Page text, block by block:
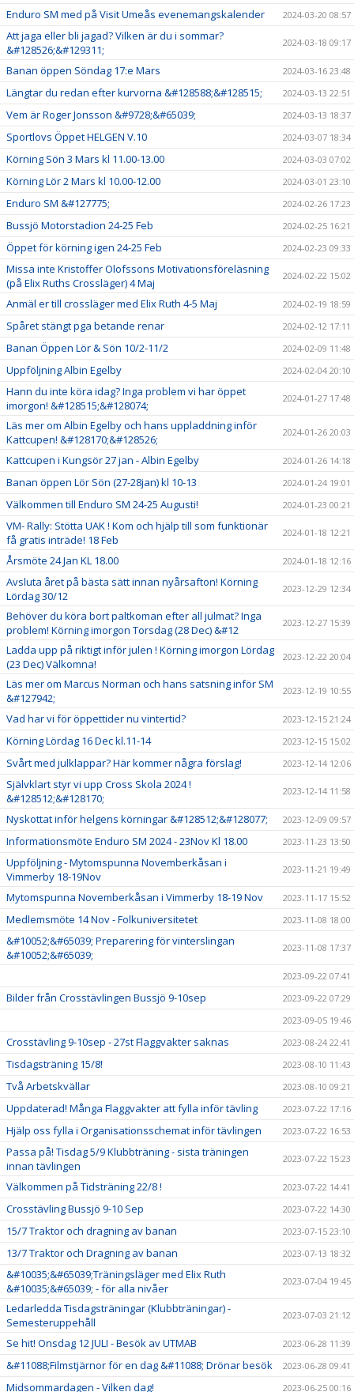
Enduro SM med på Visit Umeås evenemangskalender 2024-03-20 08:57
Att jaga eller bli jagad? Vilken är du i sommar?
&#128526;&#129311;
2024-03-18 09:17
Banan öppen Söndag 17:e Mars 2024-03-16 23:48
Längtar du redan efter kurvorna &#128588;&#128515; 2024-03-13 22:51
Vem är Roger Jonsson &#9728;&#65039; 2024-03-13 18:37
Sportlovs Öppet HELGEN V.10 2024-03-07 18:34
Körning Sön 3 Mars kl 11.00-13.00 2024-03-03 07:02
Körning Lör 2 Mars kl 10.00-12.00 2024-03-01 23:10
Enduro SM &#127775; 2024-02-26 17:23
Bussjö Motorstadion 24-25 Feb 2024-02-25 16:21
Öppet för körning igen 24-25 Feb 2024-02-23 09:33
Missa inte Kristoffer Olofssons Motivationsföreläsning
(på Elix Ruths Crossläger) 4 Maj
2024-02-22 15:02
Anmäl er till crossläger med Elix Ruth 4-5 Maj 2024-02-19 18:59
Spåret stängt pga betande renar 2024-02-12 17:11
Banan Öppen Lör & Sön 10/2-11/2 2024-02-09 11:48
Uppföljning Albin Egelby 2024-02-04 20:10
Hann du inte köra idag? Inga problem vi har öppet
imorgon! &#128515;&#128074;
2024-01-27 17:48
Läs mer om Albin Egelby och hans uppladdning inför
Kattcupen! &#128170;&#128526;
2024-01-26 20:03
Kattcupen i Kungsör 27 jan - Albin Egelby 2024-01-26 14:18
Banan öppen Lör Sön (27-28jan) kl 10-13 2024-01-24 19:01
Välkommen till Enduro SM 24-25 Augusti! 2024-01-23 00:21
VM- Rally: Stötta UAK ! Kom och hjälp till som funktionär
få gratis inträde! 18 Feb
2024-01-18 12:21
Årsmöte 24 Jan KL 18.00 2024-01-18 12:16
Avsluta året på bästa sätt innan nyårsafton! Körning
Lördag 30/12
2023-12-29 12:34
Behöver du köra bort paltkoman efter all julmat? Inga
problem! Körning imorgon Torsdag (28 Dec) &#12
2023-12-27 15:39
Ladda upp på riktigt inför julen ! Körning imorgon Lördag
(23 Dec) Välkomna!
2023-12-22 20:04
Läs mer om Marcus Norman och hans satsning inför SM
&#127942;
2023-12-19 10:55
Vad har vi för öppettider nu vintertid? 2023-12-15 21:24
Körning Lördag 16 Dec kl.11-14 2023-12-15 15:02
Svårt med julklappar? Här kommer några förslag! 2023-12-14 12:06
Självklart styr vi upp Cross Skola 2024 !
&#128512;&#128170;
2023-12-14 11:58
Nyskottat inför helgens körningar &#128512;&#128077; 2023-12-09 09:57
Informationsmöte Enduro SM 2024 - 23Nov Kl 18.00 2023-11-23 13:50
Uppföljning - Mytomspunna Novemberkåsan i
Vimmerby 18-19Nov
2023-11-21 19:49
Mytomspunna Novemberkåsan i Vimmerby 18-19 Nov 2023-11-17 15:52
Medlemsmöte 14 Nov - Folkuniversitetet 2023-11-08 18:00
&#10052;&#65039; Preparering för vinterslingan
&#10052;&#65039;
2023-11-08 17:37
2023-09-22 07:41
Bilder från Crosstävlingen Bussjö 9-10sep
2023-09-22 07:29
2023-09-05 19:46
Crosstävling 9-10sep - 27st Flaggvakter saknas 2023-08-24 22:41
Tisdagsträning 15/8! 2023-08-10 11:43
Två Arbetskvällar 2023-08-10 09:21
Uppdaterad! Många Flaggvakter att fylla inför tävling 2023-07-22 17:16
Hjälp oss fylla i Organisationsschemat inför tävlingen 2023-07-22 16:53
Passa på! Tisdag 5/9 Klubbträning - sista träningen
innan tävlingen
2023-07-22 15:23
Välkommen på Tidsträning 22/8 ! 2023-07-22 14:41
Crosstävling Bussjö 9-10 Sep 2023-07-22 14:30
15/7 Traktor och dragning av banan 2023-07-15 23:10
13/7 Traktor och Dragning av banan 2023-07-13 18:32
&#10035;&#65039;Träningsläger med Elix Ruth
&#10035;&#65039; - för alla nivåer
2023-07-04 19:45
Ledarledda Tisdagsträningar (Klubbträningar) -
Semesteruppehåll
2023-07-03 21:12
Se hit! Onsdag 12 JULI - Besök av UTMAB 2023-06-28 11:39
&#11088;Filmstjärnor för en dag &#11088; Drönar besök 2023-06-28 09:41
Midsommardagen - Vilken dag! 2023-06-25 00:16